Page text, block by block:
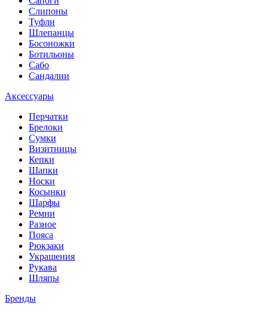
Слипоны
Туфли
Шлепанцы
Босоножки
Ботильоны
Сабо
Сандалии
Аксессуары
Перчатки
Брелоки
Сумки
Визитницы
Кепки
Шапки
Носки
Косынки
Шарфы
Ремни
Разное
Пояса
Рюкзаки
Украшения
Рукава
Шляпы
Бренды